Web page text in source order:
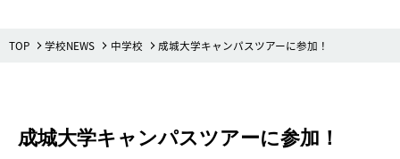
TOP 学校NEWS 中学校 成城大学キャンパスツアーに参加！
成城大学キャンパスツアーに参加！